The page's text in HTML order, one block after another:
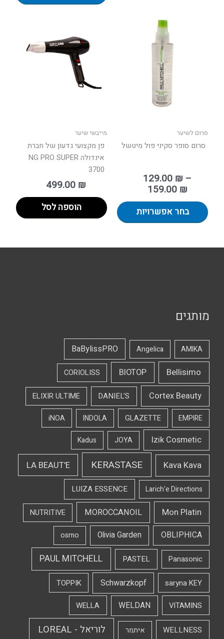
סרום לשיער
סרום סופר סקיני פול מיטשל
129.00 ₪ –
159.00 ₪
בחר אפשרויות
בעמוד
המוצר
מייבשי שיער
פן מקצועי גדעון של חברת
אינדולה NG PRO SUPER
3700
499.00 ₪
הוספה לסל
מותגים
AMIKA
Angelica
BaBylissPRO
Bellisimo
BIOTOP
CORIOLISS
Cortex Beauty
DANIEL'S
ELIXIR ULTIME
EMPIRE
GLAZETTE
INDOLA
iNOA
Izik Cosmetic
JOYA
Kadus
Kava Kava
KERASTASE
LA BEAUT'E
Larich'e Directions
LUIZA ESSENCE
Mon Platin
MOROCCANOIL
NUTRITIVE
OBLIPHICA
Olivia Garden
osmo
Panasonic
PASTEL
PAUL MITCHELL
saryna KEY
Schwarzkopf
TOPPIK
VITAMINS
WELDAN
WELLA
WELLNESS איתמר לוריאל - LOREAL